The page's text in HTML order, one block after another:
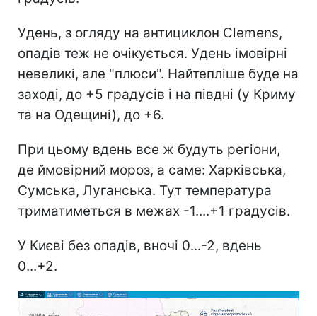
Удень, з огляду на антициклон Clemens,
опадів теж не очікується. Удень імовірні
невеликі, але "плюси". Найтепліше буде на
заході, до +5 градусів і на півдні (у Криму
та на Одещині), до +6.
При цьому вдень все ж будуть регіони,
де ймовірний мороз, а саме: Харківська,
Сумська, Луганська. Тут температура
триматиметься в межах -1....+1 градусів.
У Києві без опадів, вночі 0...-2, вдень
0...+2.